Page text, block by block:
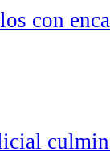
con